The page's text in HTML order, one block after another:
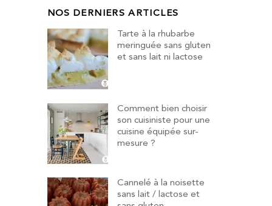
NOS DERNIERS ARTICLES
Tarte à la rhubarbe
meringuée sans gluten
et sans lait ni lactose
Comment bien choisir
son cuisiniste pour une
cuisine équipée sur-
mesure ?
Cannelé à la noisette
sans lait / lactose et